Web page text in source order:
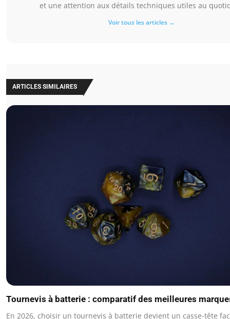
et une attention aux détails techniques utiles au
Voir tous les articles →
ARTICLES SIMILAIRES
Tournevis à batterie : comparatif des meilleures
En 2026, choisir un tournevis à batterie devient un casse-tête